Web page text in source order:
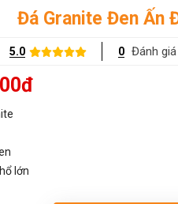
Đá Granite Đen Ấn
5.0 0 Đánh giá
lớn